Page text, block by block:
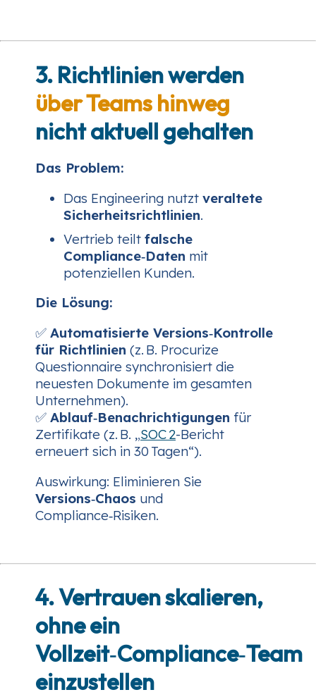
3. Richtlinien werden
über Teams hinweg
nicht aktuell gehalten
Das Problem:
Das Engineering nutzt veraltete
Sicherheitsrichtlinien.
Vertrieb teilt falsche
Compliance‑Daten mit
potenziellen Kunden.
Die Lösung:
✅ Automatisierte Versions‑Kontrolle
für Richtlinien (z. B. Procurize
Questionnaire synchronisiert die
neuesten Dokumente im gesamten
Unternehmen).
✅ Ablauf‑Benachrichtigungen für
Zertifikate (z. B. „SOC 2-Bericht
erneuert sich in 30 Tagen“).
Auswirkung: Eliminieren Sie
Versions‑Chaos und
Compliance‑Risiken.
4. Vertrauen skalieren,
ohne ein
Vollzeit‑Compliance‑Team
einzustellen